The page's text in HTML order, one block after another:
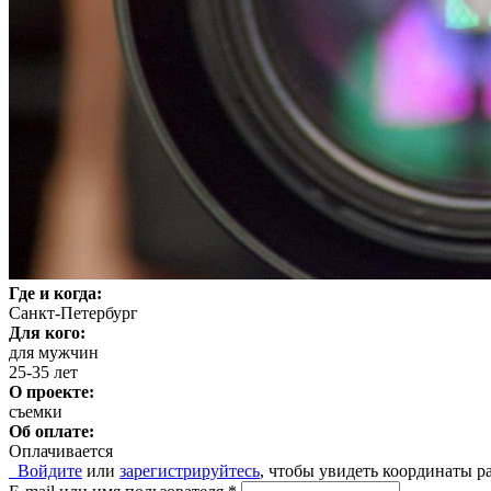
Где и когда:
Санкт-Петербург
Для кого:
для мужчин
25-35 лет
О проекте:
съемки
Об оплате:
Оплачивается
Войдите или зарегистрируйтесь, чтобы увидеть координаты